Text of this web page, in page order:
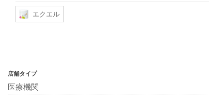
エクエル
店舗タイプ
医療機関